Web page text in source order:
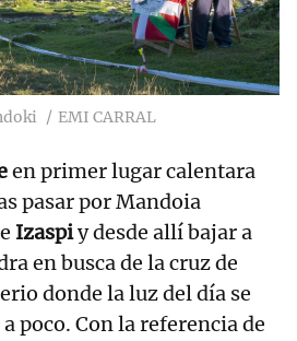
EMI CARRAL
en primer lugar calentara
pasar por Mandoia
Izaspiy desde allí bajar a
en busca de la cruz de
donde la luz del día se
poco. Con la referencia de